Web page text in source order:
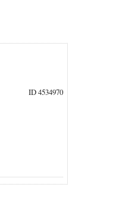
ID 4534970